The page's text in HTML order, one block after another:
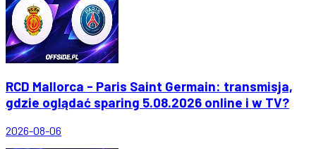
RCD Mallorca - Paris Saint Germain: transmisja,
gdzie oglądać sparing 5.08.2026 online i w TV?
2026-08-06